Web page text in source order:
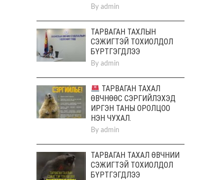
By admin
ТАРВАГАН ТАХЛЫН
СЭЖИГТЭЙ ТОХИОЛДОЛ
БҮРТГЭГДЛЭЭ
By admin
ТАРВАГАН ТАХАЛ
ӨВЧНӨӨС СЭРГИЙЛЭХЭД
ИРГЭН ТАНЫ ОРОЛЦОО
НЭН ЧУХАЛ.
By admin
ТАРВАГАН ТАХАЛ ӨВЧНИЙ
СЭЖИГТЭЙ ТОХИОЛДОЛ
БҮРТГЭГДЛЭЭ